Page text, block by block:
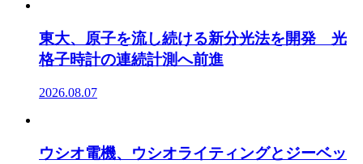
東大、原子を流し続ける新分光法を開発 光
格子時計の連続計測へ前進
2026.08.07
ウシオ電機、ウシオライティングとジーベッ